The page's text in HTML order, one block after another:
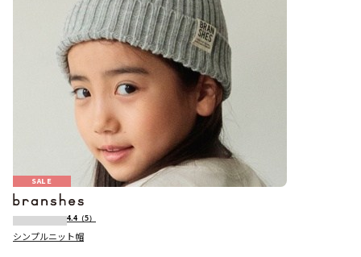
SALE
4.4 （5）
シンプルニット帽